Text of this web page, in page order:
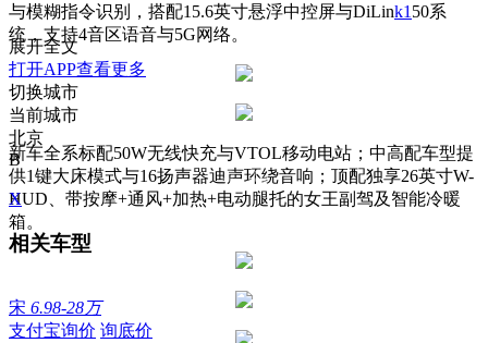
与模糊指令识别，搭配15.6英寸悬浮中控屏与DiLink1 50系
统，支持4音区语音与5G网络。
新车全系标配50W无线快充与VTOL移动电站；中高配车型提
供1键大床模式与16扬声器迪声环绕音响；顶配独享26英寸W-
HUD、带按摩+通风+加热+电动腿托的女王副驾及智能冷暖
箱。
展开全文
打开APP查看更多
切换城市
当前城市
北京
B
X
相关车型
宋 6.98-28万
支付宝询价 询底价